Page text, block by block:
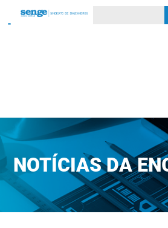
NOTÍCIAS DA